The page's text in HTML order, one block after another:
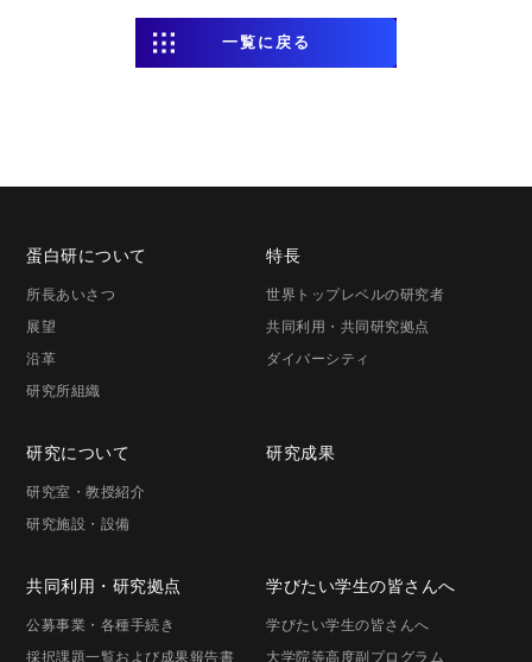
一覧に戻る
蛋白研について
所長あいさつ
展望
沿革
研究所組織
特長
世界トップレベルの研究者
共同利用・共同研究拠点
ダイバーシティ
研究について
研究室・教授紹介
研究施設・ 設備
研究成果
共同利用・ 研究拠点
公募事業 ・各種手続き
採択課題一覧および成果報告書
学びたい学生の皆さんへ
学びたい学生の皆さんへ
大学院等高度副プログラム